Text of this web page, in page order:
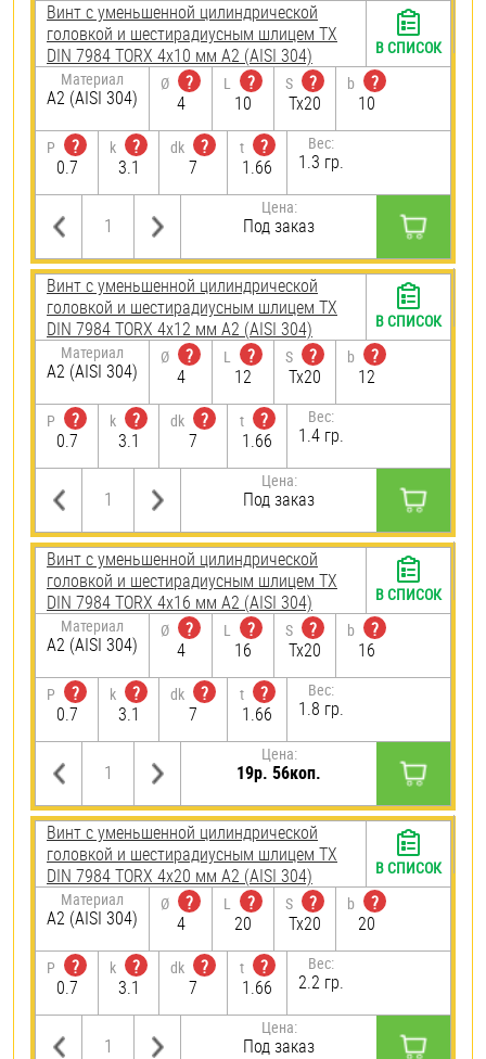
Винт с уменьшенной цилиндрической
головкой и шестирадиусным шлицем TX
DIN 7984 TORX 4х10 мм А2 (AISI 304)
Материал
А2 (AISI 304)
Ø
?
4
L
?
10
S
?
Tx20
b
?
10
P
?
0.7
k
?
3.1
dk
?
7
t
?
1.66
Вес:
1.3 гр.
Цена:
Под заказ
В СПИСОК
Винт с уменьшенной цилиндрической
головкой и шестирадиусным шлицем TX
DIN 7984 TORX 4х12 мм А2 (AISI 304)
Материал
А2 (AISI 304)
Ø
?
4
L
?
12
S
?
Tx20
b
?
12
P
?
0.7
k
?
3.1
dk
?
7
t
?
1.66
Вес:
1.4 гр.
Цена:
Под заказ
В СПИСОК
Винт с уменьшенной цилиндрической
головкой и шестирадиусным шлицем TX
DIN 7984 TORX 4х16 мм А2 (AISI 304)
Материал
А2 (AISI 304)
Ø
?
4
L
?
16
S
?
Tx20
b
?
16
P
?
0.7
k
?
3.1
dk
?
7
t
?
1.66
Вес:
1.8 гр.
Цена:
19р. 56коп.
В СПИСОК
Винт с уменьшенной цилиндрической
головкой и шестирадиусным шлицем TX
DIN 7984 TORX 4х20 мм А2 (AISI 304)
Материал
А2 (AISI 304)
Ø
?
4
L
?
20
S
?
Tx20
b
?
20
P
?
0.7
k
?
3.1
dk
?
7
t
?
1.66
Вес:
2.2 гр.
Цена:
Под заказ
В СПИСОК